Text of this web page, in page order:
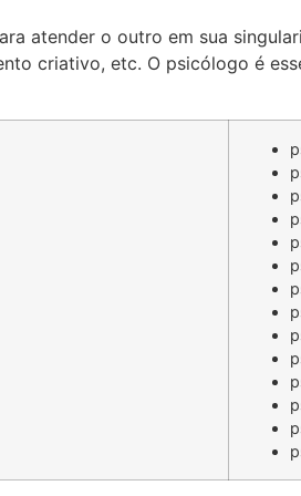
atender o outro em sua
criativo, etc. O psicólogo é